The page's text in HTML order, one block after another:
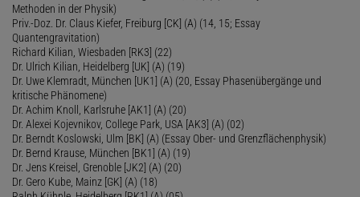
Methoden in der Physik)
Priv.-Doz. Dr. Claus Kiefer, Freiburg [CK] (A) (14, 15; Essay
Quantengravitation)
Richard Kilian, Wiesbaden [RK3] (22)
Dr. Ulrich Kilian, Heidelberg [UK] (A) (19)
Dr. Uwe Klemradt, München [UK1] (A) (20, Essay Phasenübergänge und
kritische Phänomene)
Dr. Achim Knoll, Karlsruhe [AK1] (A) (20)
Dr. Alexei Kojevnikov, College Park, USA [AK3] (A) (02)
Dr. Berndt Koslowski, Ulm [BK] (A) (Essay Ober- und Grenzflächenphysik)
Dr. Bernd Krause, München [BK1] (A) (19)
Dr. Jens Kreisel, Grenoble [JK2] (A) (20)
Dr. Gero Kube, Mainz [GK] (A) (18)